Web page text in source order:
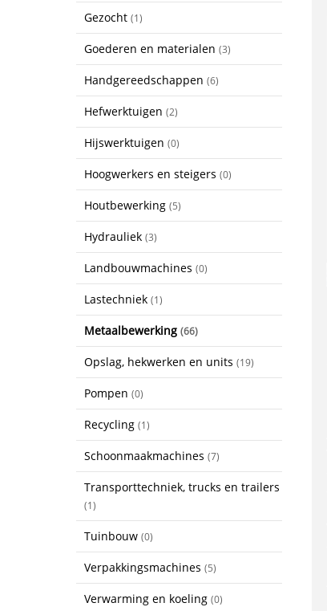
Gezocht (1)
Goederen en materialen (3)
Handgereedschappen (6)
Hefwerktuigen (2)
Hijswerktuigen (0)
Hoogwerkers en steigers (0)
Houtbewerking (5)
Hydrauliek (3)
Landbouwmachines (0)
Lastechniek (1)
Metaalbewerking (66)
Opslag, hekwerken en units (19)
Pompen (0)
Recycling (1)
Schoonmaakmachines (7)
Transporttechniek, trucks en trailers
(1)
Tuinbouw (0)
Verpakkingsmachines (5)
Verwarming en koeling (0)